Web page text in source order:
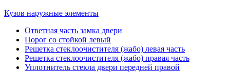
Кузов наружные элементы
Ответная часть замка двери
Порог со стойкой левый
Решетка стеклоочистителя (жабо) левая часть
Решетка стеклоочистителя (жабо) правая часть
Уплотнитель стекла двери передней правой